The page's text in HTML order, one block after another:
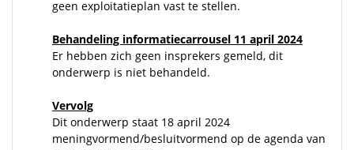
geen exploitatieplan vast te stellen.
Behandeling informatiecarrousel 11 april 2024
Er hebben zich geen insprekers gemeld, dit
onderwerp is niet behandeld.
Vervolg
Dit onderwerp staat 18 april 2024
meningvormend/besluitvormend op de agenda van